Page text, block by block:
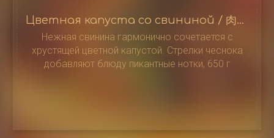
Цветная капуста со свининой / 肉炒菜花
Нежная свинина гармонично сочетается с
хрустящей цветной капустой. Стрелки чеснока
добавляют блюду пикантные нотки, 650 г